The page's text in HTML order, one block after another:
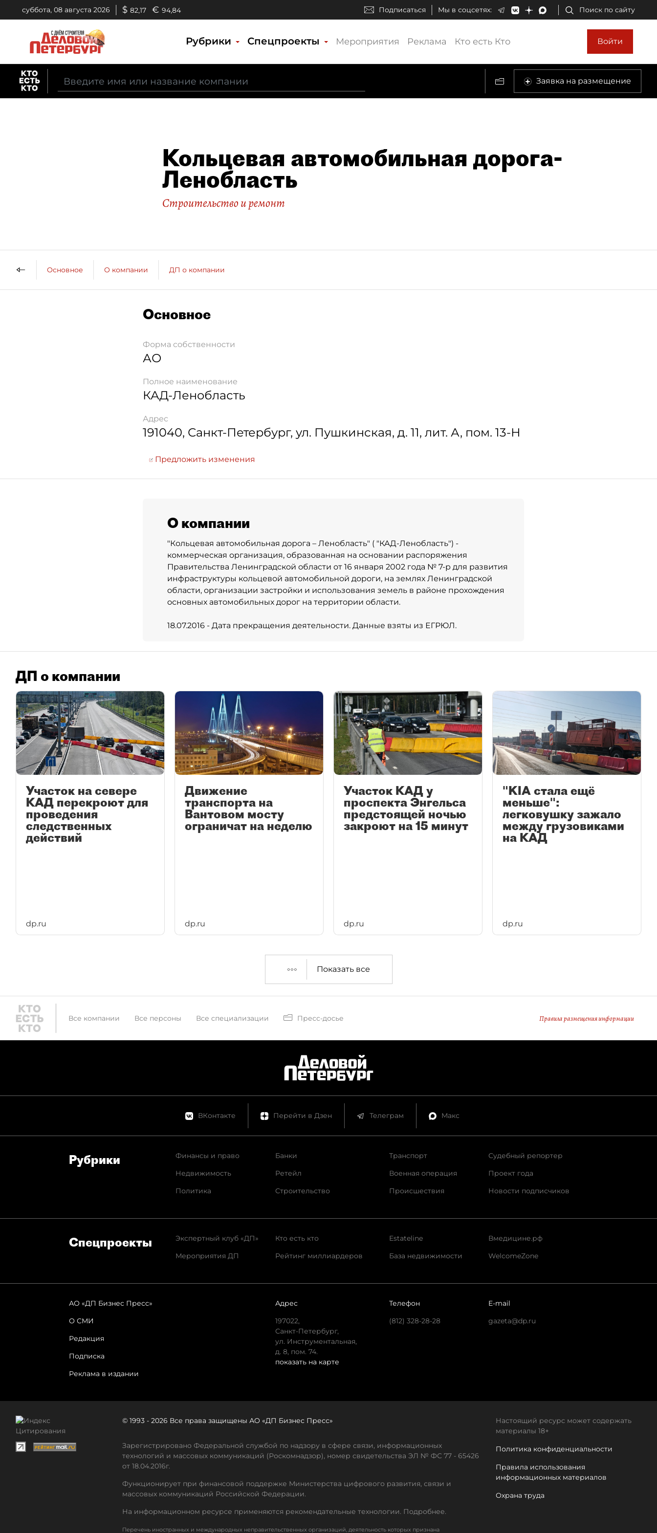
суббота, 08 августа 2026 $ 82,17 € 94,84 Подписаться Мы в соцсетях: Поиск по сайту
Рубрики Спецпроекты Мероприятия Реклама Кто есть Кто Войти
Заявка на размещение
Кольцевая автомобильная дорога-
Ленобласть
Строительство и ремонт
Основное О компании ДП о компании
Основное
Форма собственности
АО
Полное наименование
КАД-Ленобласть
Адрес
191040, Санкт-Петербург, ул. Пушкинская, д. 11, лит. А, пом. 13-Н
Предложить изменения
О компании
"Кольцевая автомобильная дорога – Ленобласть" ( "КАД-Ленобласть") -
коммерческая организация, образованная на основании распоряжения
Правительства Ленинградской области от 16 января 2002 года № 7-р для развития
инфраструктуры кольцевой автомобильной дороги, на землях Ленинградской
области, организации застройки и использования земель в районе прохождения
основных автомобильных дорог на территории области.
18.07.2016 - Дата прекращения деятельности. Данные взяты из ЕГРЮЛ.
ДП о компании
Участок на севере
КАД перекроют для
проведения
следственных
действий
dp.ru
Движение
транспорта на
Вантовом мосту
ограничат на неделю
dp.ru
Участок КАД у
проспекта Энгельса
предстоящей ночью
закроют на 15 минут
dp.ru
"KIA стала ещё
меньше":
легковушку зажало
между грузовиками
на КАД
dp.ru
Показать все
Все компании Все персоны Все специализации Пресс-досье Правила размещения информации
ВКонтакте Перейти в Дзен Телеграм Макс
Рубрики
Финансы и право
Недвижимость
Политика
Банки
Ретейл
Строительство
Транспорт
Военная операция
Происшествия
Судебный репортер
Проект года
Новости подписчиков
Спец­проекты
Экспертный клуб «ДП»
Мероприятия ДП
Кто есть кто
Рейтинг миллиардеров
Estateline
База недвижимости
Вмедицине.рф
WelcomeZone
АО «ДП Бизнес Пресс»
О СМИ
Редакция
Подписка
Реклама в издании
Адрес
197022,
Санкт-Петербург,
ул. Инструментальная,
д. 8, пом. 74.
показать на карте
Телефон
(812) 328-28-28
E-mail
gazeta@dp.ru
© 1993 - 2026 Все права защищены АО «ДП Бизнес Пресс»
Зарегистрировано Федеральной службой по надзору в сфере связи, информационных
технологий и массовых коммуникаций (Роскомнадзор), номер свидетельства ЭЛ № ФС 77 - 65426
от 18.04.2016г.
Функционирует при финансовой поддержке Министерства цифрового развития, связи и
массовых коммуникаций Российской Федерации.
На информационном ресурсе применяются рекомендательные технологии. Подробнее.
Перечень иностранных и международных неправительственных организаций, деятельность которых признана
Настоящий ресурс может содержать
материалы 18+
Политика конфиденциальности
Правила использования
информационных материалов
Охрана труда